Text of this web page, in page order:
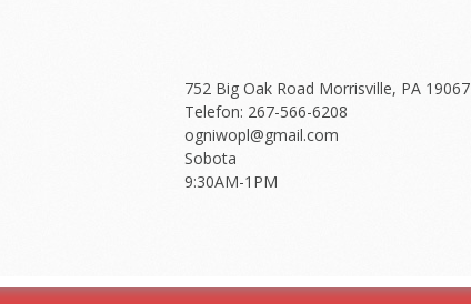
752 Big Oak Road Morrisville, PA 19067
Telefon: 267-566-6208
ogniwopl@gmail.com
Sobota
9:30AM-1PM